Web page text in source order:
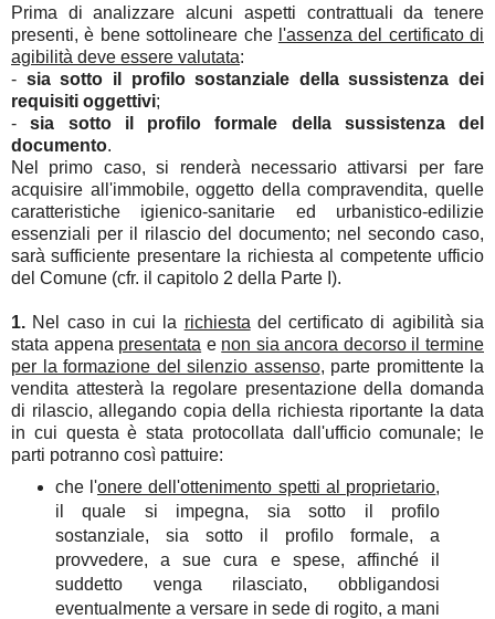
Prima di analizzare alcuni aspetti contrattuali da tenere
presenti, è bene sottolineare che l'assenza del certificato di
agibilità deve essere valutata:
- sia sotto il profilo sostanziale della sussistenza dei
requisiti oggettivi;
-sia sotto il profilo formale della sussistenza del
documento.
Nel primo caso, si renderà necessario attivarsi per fare
acquisire all'immobile, oggetto della compravendita, quelle
caratteristiche igienico-sanitarie ed urbanistico-edilizie
essenziali per il rilascio del documento; nel secondo caso,
sarà sufficiente presentare la richiesta al competente ufficio
del Comune (cfr. il capitolo 2 della Parte I).
1. Nel caso in cui la richiesta del certificato di agibilità sia
stata appena presentata e non sia ancora decorso il termine
per la formazione del silenzio assenso, parte promittente la
vendita attesterà la regolare presentazione della domanda
di rilascio, allegando copia della richiesta riportante la data
in cui questa è stata protocollata dall'ufficio comunale; le
parti potranno così pattuire:
che l'onere dell'ottenimento spetti al proprietario,
il quale si impegna, sia sotto il profilo
sostanziale, sia sotto il profilo formale, a
provvedere, a sue cura e spese, affinché il
suddetto venga rilasciato, obbligandosi
eventualmente a versare in sede di rogito, a mani